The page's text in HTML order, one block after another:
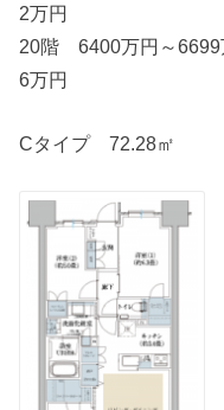
2万円
20階 6400万円～
6万円
Cタイプ 72.28㎡